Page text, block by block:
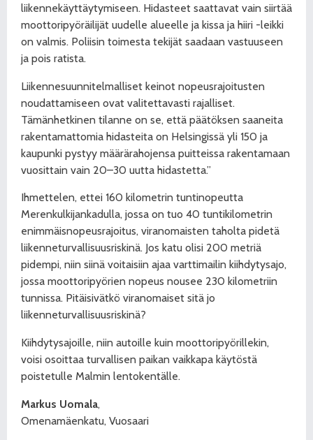
liikennekäyttäytymiseen. Hidasteet saattavat vain siirtää
moottoripyöräilijät uudelle alueelle ja kissa ja hiiri -leikki
on valmis. Poliisin toimesta tekijät saadaan vastuuseen
ja pois ratista.
Liikennesuunnitelmalliset keinot nopeusrajoitusten
noudattamiseen ovat valitettavasti rajalliset.
Tämänhetkinen tilanne on se, että päätöksen saaneita
rakentamattomia hidasteita on Helsingissä yli 150 ja
kaupunki pystyy määrärahojensa puitteissa rakentamaan
vuosittain vain 20–30 uutta hidastetta.”
Ihmettelen, ettei 160 kilometrin tuntinopeutta
Merenkulkijankadulla, jossa on tuo 40 tuntikilometrin
enimmäisnopeusrajoitus, viranomaisten taholta pidetä
liikenneturvallisuusriskinä. Jos katu olisi 200 metriä
pidempi, niin siinä voitaisiin ajaa varttimailin kiihdytysajo,
jossa moottoripyörien nopeus nousee 230 kilometriin
tunnissa. Pitäisivätkö viranomaiset sitä jo
liikenneturvallisuusriskinä?
Kiihdytysajoille, niin autoille kuin moottoripyörillekin,
voisi osoittaa turvallisen paikan vaikkapa käytöstä
poistetulle Malmin lentokentälle.
Markus Uomala,
Omenamäenkatu, Vuosaari